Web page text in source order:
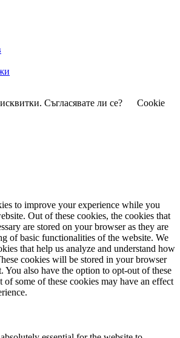
Съгласявате ли се?
Cookie
to improve your experience while you
Out of these cookies, the cookies that
are stored on your browser as they are
of basic functionalities of the website. We
that help us analyze and understand how
cookies will be stored in your browser
You also have the option to opt-out of these
some of these cookies may have an effect